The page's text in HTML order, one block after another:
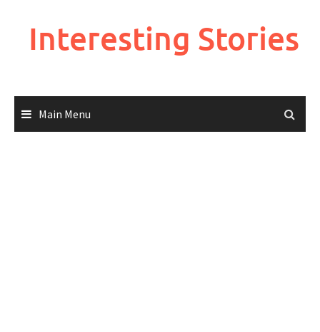
Interesting Stories
Main Menu